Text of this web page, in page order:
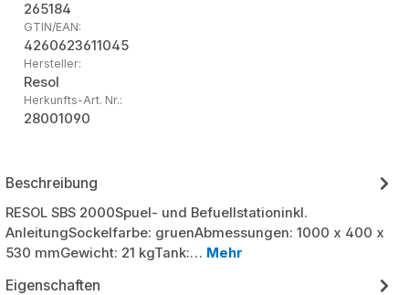
265184
GTIN/EAN:
4260623611045
Hersteller:
Resol
Herkunfts-Art. Nr.:
28001090
Beschreibung
RESOL SBS 2000Spuel- und Befuellstationinkl.
AnleitungSockelfarbe: gruenAbmessungen: 1000 x 400 x
530 mmGewicht: 21 kgTank:… Mehr
Eigenschaften